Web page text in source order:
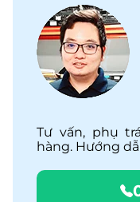
Tư vấn, phụ
hàng. Hướng